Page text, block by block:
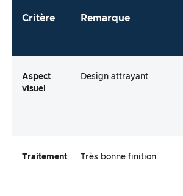
Critère Remarque
Aspect
visuel
Design attrayant
Traitement Très bonne finition